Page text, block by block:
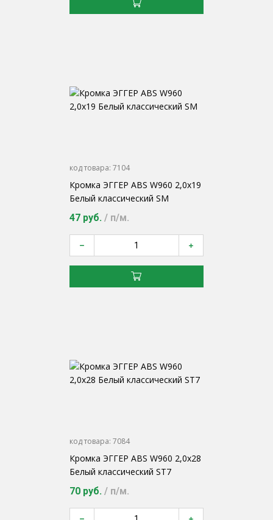
код товара: 7104
Кромка ЭГГЕР ABS W960 2,0х19
Белый классический SM
47 руб. / п/м.
код товара: 7084
Кромка ЭГГЕР ABS W960 2,0х28
Белый классический ST7
70 руб. / п/м.